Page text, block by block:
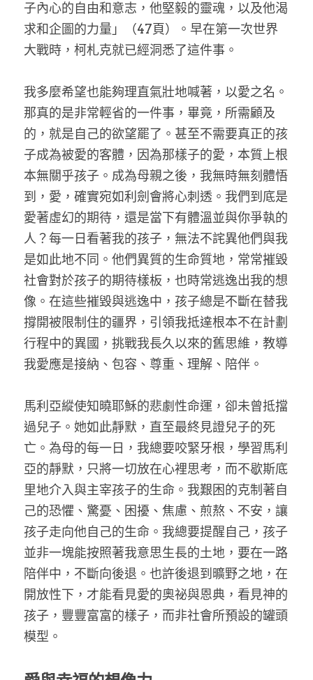
子內心的自由和意志，他堅毅的靈魂，以及他渴
求和企圖的力量」（47頁）。早在第一次世界
大戰時，柯札克就已經洞悉了這件事。
我多麼希望也能夠理直氣壯地喊著，以愛之名。
那真的是非常輕省的一件事，畢竟，所需顧及
的，就是自己的欲望罷了。甚至不需要真正的孩
子成為被愛的客體，因為那樣子的愛，本質上根
本無關乎孩子。成為母親之後，我無時無刻體悟
到，愛，確實宛如利劍會將心刺透。我們到底是
愛著虛幻的期待，還是當下有體溫並與你爭執的
人？每一日看著我的孩子，無法不詫異他們與我
是如此地不同。他們異質的生命質地，常常摧毀
社會對於孩子的期待樣板，也時常逃逸出我的想
像。在這些摧毀與逃逸中，孩子總是不斷在替我
撐開被限制住的疆界，引領我抵達根本不在計劃
行程中的異國，挑戰我長久以來的舊思維，教導
我愛應是接納、包容、尊重、理解、陪伴。
馬利亞縱使知曉耶穌的悲劇性命運，卻未曾抵擋
過兒子。她如此靜默，直至最終見證兒子的死
亡。為母的每一日，我總要咬緊牙根，學習馬利
亞的靜默，只將一切放在心裡思考，而不歇斯底
里地介入與主宰孩子的生命。我艱困的克制著自
己的恐懼、驚憂、困擾、焦慮、煎熬、不安，讓
孩子走向他自己的生命。我總要提醒自己，孩子
並非一塊能按照著我意思生長的土地，要在一路
陪伴中，不斷向後退。也許後退到曠野之地，在
開放性下，才能看見愛的奧祕與恩典，看見神的
孩子，豐豐富富的樣子，而非社會所預設的罐頭
模型。